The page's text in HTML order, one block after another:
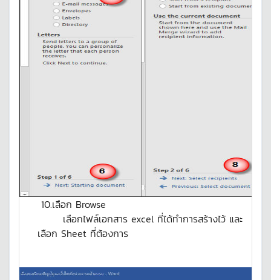
10.เลือก Browse
เลือกไฟล์เอกสาร excel ที่ได้ทำการสร้างไว้ และ
เลือก Sheet ที่ต้องการ